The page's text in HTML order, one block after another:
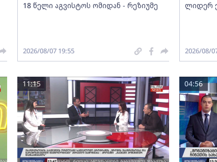
18 წელი აგვისტოს ომიდან - რეზიუმე
2026/08/07 19:55
ლიდერ
2026/08/
11:15 04:56